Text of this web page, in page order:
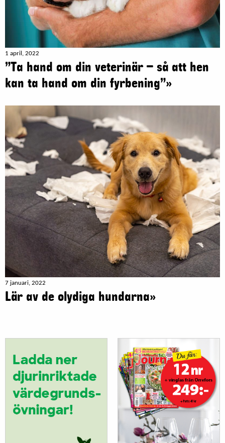
1 april, 2022
”Ta hand om din veterinär – så att hen
kan ta hand om din fyrbening”»
7 januari, 2022
Lär av de olydiga hundarna»